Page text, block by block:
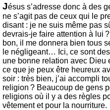
Jésus s’adresse donc à des
ne s’agit pas de ceux qui le
disant : je ne suis même pas
devrais-je faire attention à lui
bon, il me donnera bien tous
le négligeant… Ici, ce sont
une bonne relation avec Dieu
ce que je peux être heureux
soir : très bien, j’ai accompli
religion ? Beaucoup de gens
religions où il y a des règles
vêtement et pour la nourriture.